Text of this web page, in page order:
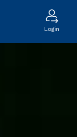
Login